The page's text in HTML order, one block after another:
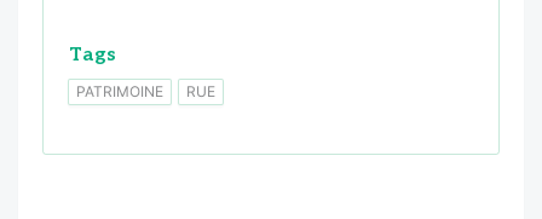
Tags
PATRIMOINE RUE